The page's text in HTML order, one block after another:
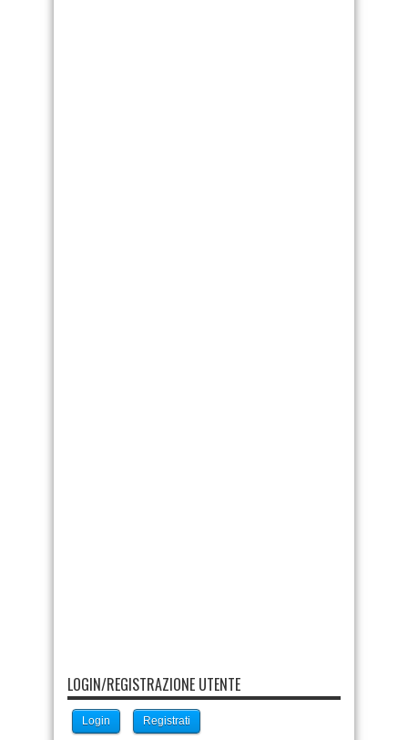
LOGIN/REGISTRAZIONE UTENTE
Login Registrati